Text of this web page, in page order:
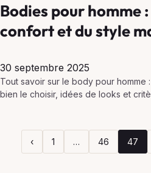
Bodies pour homme
confort et du style
30 septembre 2025
Tout savoir sur le body pour homme
bien le choisir, idées de looks et
‹ 1 … 46 47